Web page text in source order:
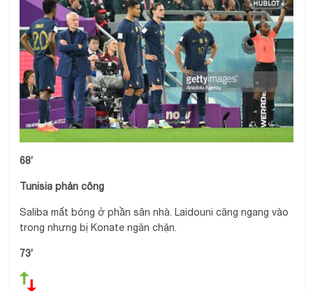
68’
Tunisia phản công
Saliba mất bóng ở phần sân nhà. Laidouni căng ngang vào
trong nhưng bị Konate ngăn chặn.
73’